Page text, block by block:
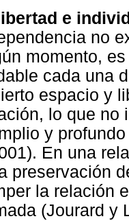
e
no
momento,
cada una
espacio y
lo que
y
En una
preservación
la relación
(Jourard y